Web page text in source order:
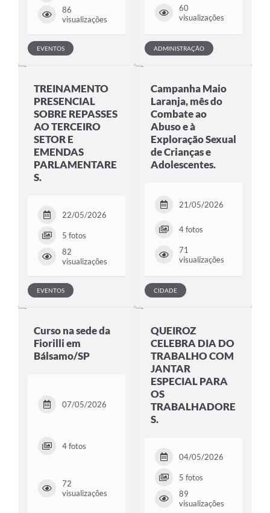
86
visualizações
EVENTOS
60
visualizações
ADMINISTRAÇÃO
TREINAMENTO
PRESENCIAL
SOBRE REPASSES
AO TERCEIRO
SETOR E
EMENDAS
PARLAMENTARE
S.
22/05/2026
5 fotos
82
visualizações
EVENTOS
Campanha Maio
Laranja, mês do
Combate ao
Abuso e à
Exploração Sexual
de Crianças e
Adolescentes.
21/05/2026
4 fotos
71
visualizações
CIDADE
Curso na sede da
Fiorilli em
Bálsamo/SP
07/05/2026
4 fotos
72
visualizações
QUEIROZ
CELEBRA DIA DO
TRABALHO COM
JANTAR
ESPECIAL PARA
OS
TRABALHADORE
S.
04/05/2026
5 fotos
89
visualizações